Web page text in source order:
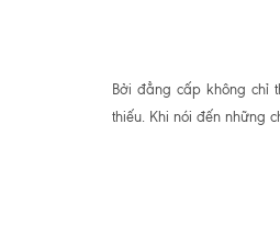
Bởi đẳng cấp không chỉ
thiếu. Khi nói đến những